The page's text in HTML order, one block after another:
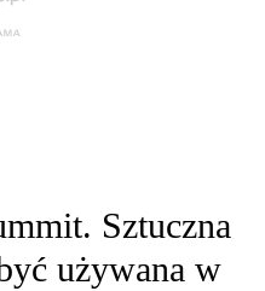
Sztuczna
używana w